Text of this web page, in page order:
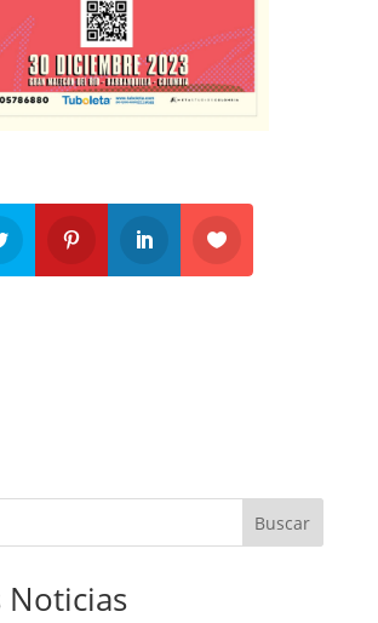
Buscar
Noticias